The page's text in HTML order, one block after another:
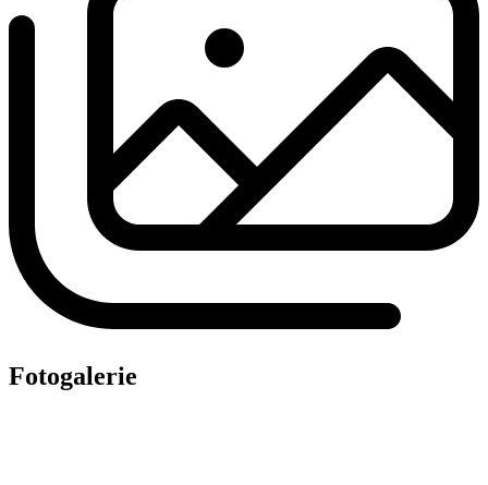
Fotogalerie